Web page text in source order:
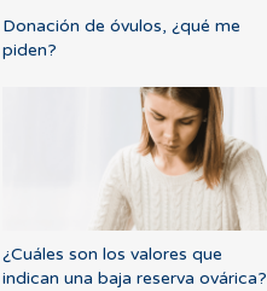
Donación de óvulos, ¿qué me
piden?
¿Cuáles son los valores que
indican una baja reserva ovárica?